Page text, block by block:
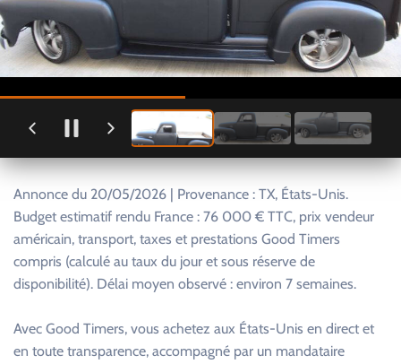
Annonce du 20/05/2026 | Provenance : TX, États-Unis.
Budget estimatif rendu France : 76 000 € TTC, prix vendeur
américain, transport, taxes et prestations Good Timers
compris (calculé au taux du jour et sous réserve de
disponibilité). Délai moyen observé : environ 7 semaines.
Avec Good Timers, vous achetez aux États-Unis en direct et
en toute transparence, accompagné par un mandataire